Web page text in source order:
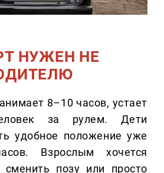
НУЖЕН НЕ
8–10 часов, устает
за рулем. Дети
удобное положение уже
Взрослым хочется
сменить позу или просто